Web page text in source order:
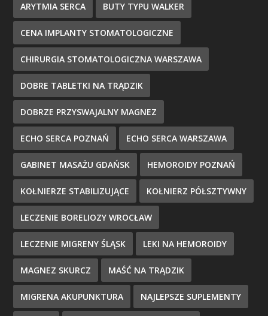
ARYTMIA SERCA BUTY TYPU WALKER
CENA IMPLANTY STOMATOLOGICZNE
CHIRURGIA STOMATOLOGICZNA WARSZAWA
DOBRE TABLETKI NA TRĄDZIK
DOBRZE PRZYSWAJALNY MAGNEZ
ECHO SERCA POZNAŃ ECHO SERCA WARSZAWA
GABINET MASAŻU GDAŃSK HEMOROIDY POZNAŃ
KOŁNIERZE STABILIZUJĄCE KOŁNIERZ PÓŁSZTYWNY
LECZENIE BORELIOZY WROCŁAW
LECZENIE MIGRENY ŚLĄSK LEKI NA HEMOROIDY
MAGNEZ SKURCZ MAŚĆ NA TRĄDZIK
MIGRENA AKUPUNKTURA NAJLEPSZE SUPLEMENTY